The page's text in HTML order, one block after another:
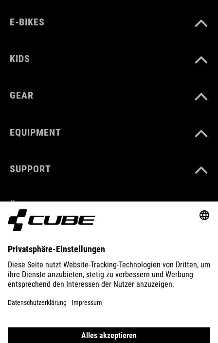
E-BIKES
KIDS
GEAR
EQUIPMENT
SUPPORT